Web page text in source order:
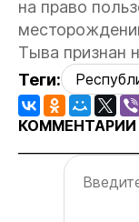
на право
Тыва признан
Теги:
КОММЕНТАРИИ